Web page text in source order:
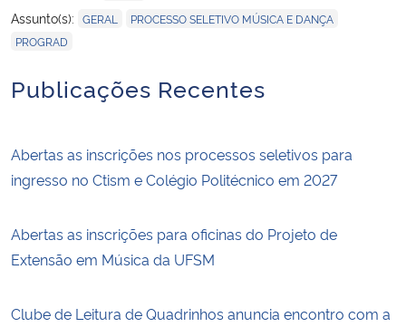
Assunto(s): GERAL PROCESSO SELETIVO MÚSICA E DANÇA
PROGRAD
Publicações Recentes
Abertas as inscrições nos processos seletivos para
ingresso no Ctism e Colégio Politécnico em 2027
Abertas as inscrições para oficinas do Projeto de
Extensão em Música da UFSM
Clube de Leitura de Quadrinhos anuncia encontro com a